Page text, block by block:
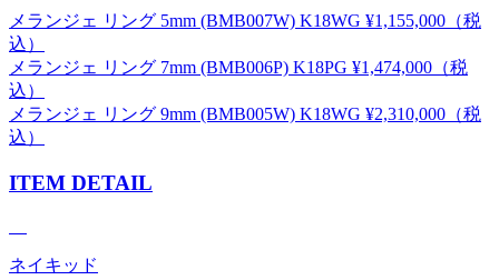
メランジェ リング 5mm (BMB007W) K18WG ¥1,155,000（税
込）
メランジェ リング 7mm (BMB006P) K18PG ¥1,474,000（税
込）
メランジェ リング 9mm (BMB005W) K18WG ¥2,310,000（税
込）
ITEM DETAIL
ネイキッド